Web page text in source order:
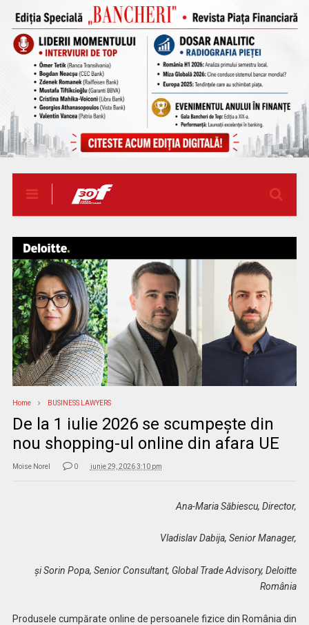
Home BUSINESS LAWYERS
De la 1 iulie 2026 se scumpește din
nou shopping-ul online din afara UE
Moise Norel 0 iunie 29, 2026 3:10 pm
Ana-Maria Săbiescu, Director,
Vladislav Dabija, Senior Manager,
și Sorin Popa, Senior Consultant, Global Trade Advisory, Deloitte
România
Produsele cumpărate online de persoanele fizice din România din